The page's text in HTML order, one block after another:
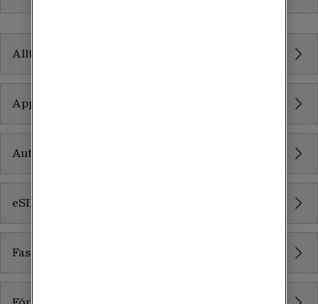
Allt inom Telefoni
Apple Auto Enrollment
Auto Enrollment
eSIM
Fast telefoni